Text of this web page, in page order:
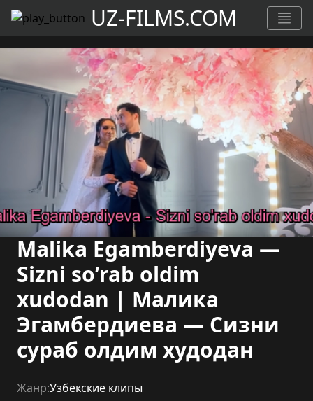
UZ-FILMS.COM
Malika Egamberdiyeva —
Sizni so’rab oldim
xudodan | Малика
Эгамбердиева — Сизни
сураб олдим худодан
Жанр:Узбекские клипы